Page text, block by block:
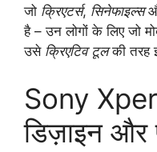
जो क्रिएटर्स, सिनेफाइल्स
है – उन लोगों के लिए जो
उसे क्रिएटिव टूलकी तरह
Sony
डिज़ाइन और